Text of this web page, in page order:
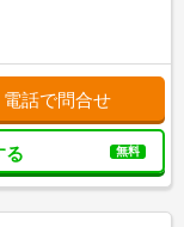
電話で問合せ
る 無料